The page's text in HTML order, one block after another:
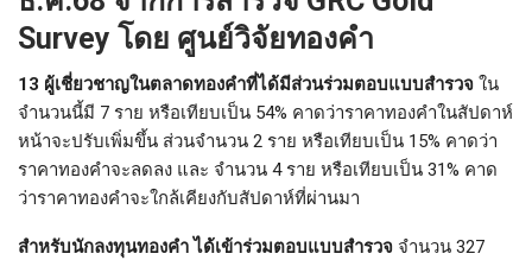
Survey โดย ศูนย์วิจัยทองคำ
13 ผู้เชี่ยวชาญในตลาดทองคำที่ได้มีส่วนร่วมตอบแบบสำรวจ ใน
จำนวนนี้มี 7 ราย หรือเทียบเป็น 54% คาดว่าราคาทองคำในสัปดาห์
หน้าจะปรับเพิ่มขึ้น ส่วนจำนวน 2 ราย หรือเทียบเป็น 15% คาดว่า
ราคาทองคำจะลดลง และ จำนวน 4 ราย หรือเทียบเป็น 31% คาด
ว่าราคาทองคำจะใกล้เคียงกับสัปดาห์ที่ผ่านมา
สำหรับนักลงทุนทองคำ ได้เข้าร่วมตอบแบบสำรวจ จำนวน 327